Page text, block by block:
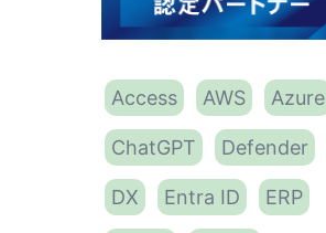
Access AWS Azure
ChatGPT Defender
DX Entra ID ERP